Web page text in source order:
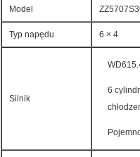
Model
Typ napędu 6 × 4
Silnik
6